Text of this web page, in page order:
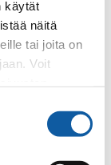
käytät
näitä
tai joita on
Voit